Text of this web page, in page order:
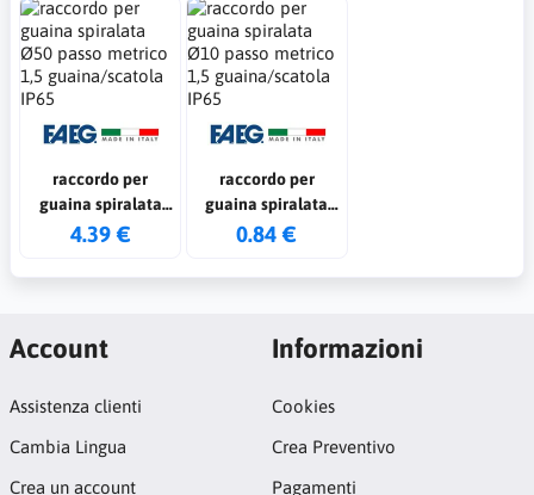
IP65
IP65
raccordo per
guaina spiralata
Ø50 passo metrico
IP65
4.39 €
raccordo per
guaina spiralata
Ø10 passo metrico
IP65
0.84 €
Account
Assistenza clienti
Cambia Lingua
Crea un account
Informazioni
Cookies
Crea Preventivo
Pagamenti